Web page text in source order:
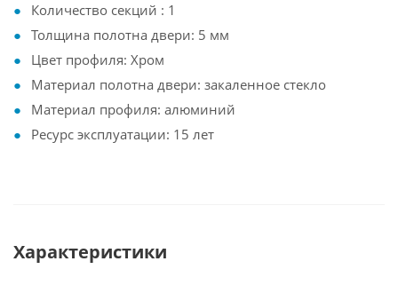
Количество секций : 1
Толщина полотна двери: 5 мм
Цвет профиля: Хром
Материал полотна двери: закаленное стекло
Материал профиля: алюминий
Ресурс эксплуатации: 15 лет
Характеристики